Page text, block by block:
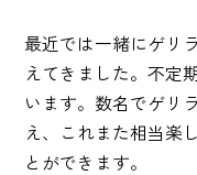
最近では一緒にゲリ
えてきました。不定
います。数名でゲリ
え、これまた相当楽
とができます。